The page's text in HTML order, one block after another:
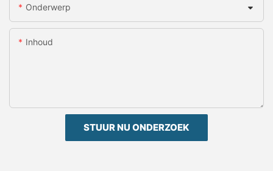
Onderwerp
Inhoud
STUUR NU ONDERZOEK